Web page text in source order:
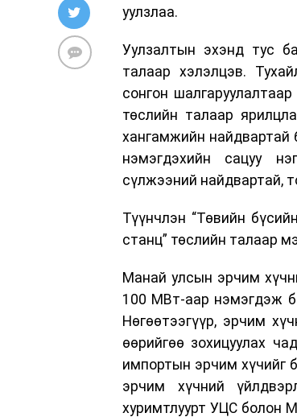
уулзлаа.
Уулзалтын эхэнд тус
талаар хэлэлцэв.
сонгон
төслийн талаар
хангамжийн найдвартай
нэмэгдэхийн сацуу
сүлжээний найдвартай,
Түүнчлэн “Төвийн
станц” төслийн талаар
Манай улсын эрчим
100 МВт-аар нэмэгдэж
Нөгөөтээгүүр, эрчим
өөрийгөө зохицуулах
импортын эрчим хүчийг
эрчим хүчний
хуримтлуурт УЦС болон